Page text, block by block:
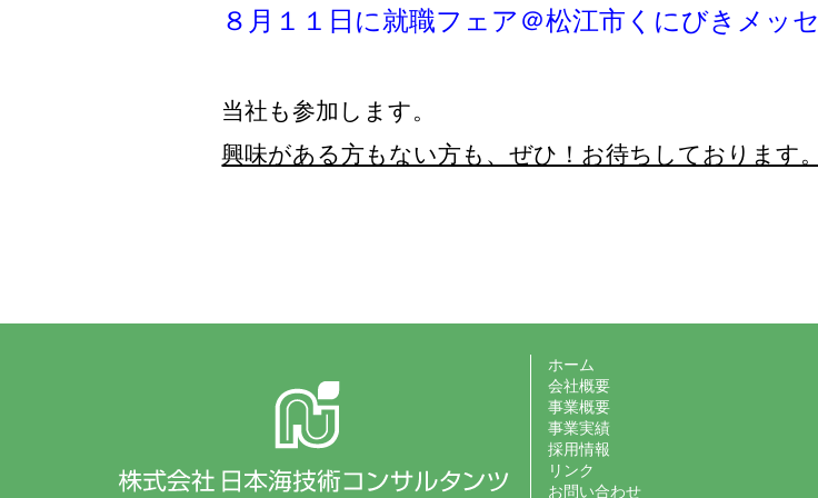
８月１１日に就職フェア＠松江市くにびきメッセ
当社も参加します。
興味がある方もない方も、ぜひ！お待ちしております。
ホーム
会社概要
事業概要
事業実績
採用情報
リンク
お問い合わせ